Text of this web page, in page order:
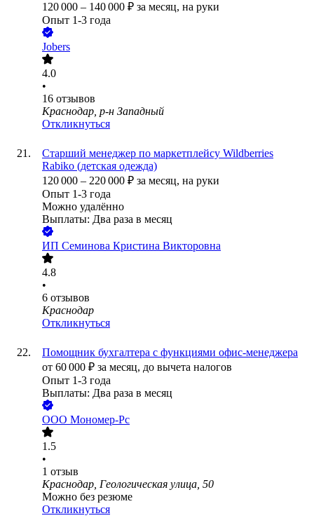
120 000 – 140 000 ₽ за месяц, на руки
Опыт 1-3 года
Jobers
4.0
•
16 отзывов
Краснодар, р-н Западный
Откликнуться
Старший менеджер по маркетплейсу Wildberries
Rabiko (детская одежда)
120 000 – 220 000 ₽ за месяц, на руки
Опыт 1-3 года
Можно удалённо
Выплаты: Два раза в месяц
ИП Семинова Кристина Викторовна
4.8
•
6 отзывов
Краснодар
Откликнуться
Помощник бухгалтера с функциями офис-менеджера
от 60 000 ₽ за месяц, до вычета налогов
Опыт 1-3 года
Выплаты: Два раза в месяц
ООО Мономер-Рс
1.5
•
1 отзыв
Краснодар, Геологическая улица, 50
Можно без резюме
Откликнуться